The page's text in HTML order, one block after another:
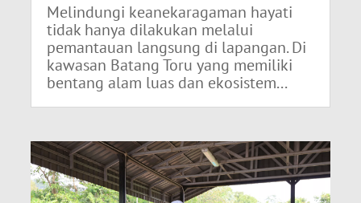
Melindungi keanekaragaman hayati
tidak hanya dilakukan melalui
pemantauan langsung di lapangan. Di
kawasan Batang Toru yang memiliki
bentang alam luas dan ekosistem...